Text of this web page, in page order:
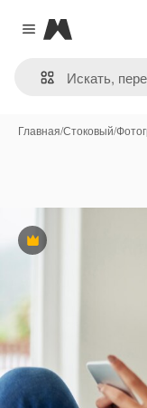
Close menu
Magnific
Главная/Стоковый/
Премиум